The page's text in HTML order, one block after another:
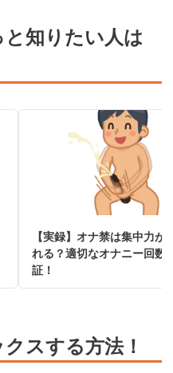
知りたい人は
【実録】オナ禁は集中力が
れる？適切なオナニー回数
証！
スする方法！